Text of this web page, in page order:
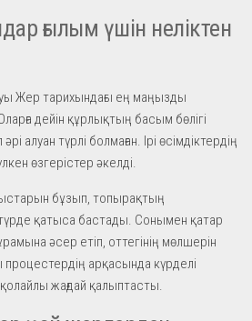
ғылым үшін неліктен
Жер тарихындағы ең маңызды
дейін құрлықтың басым бөлігі
алуан түрлі болмаған. Ірі өсімдіктердің
өзгерістер әкелді.
бұзып, топырақтың
қатыса бастады. Сонымен қатар
әсер етіп, оттегінің мөлшерін
арқасында күрделі
жағдай қалыптасты.